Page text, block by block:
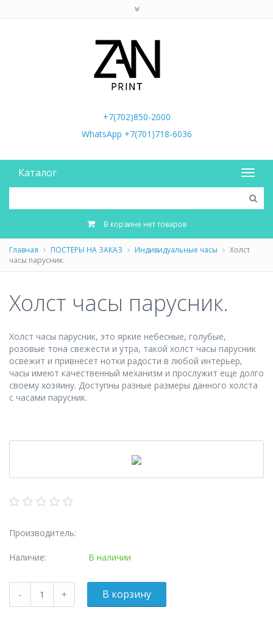
+7(702)850-2000
WhatsApp +7(701)718-6036
Каталог
В корзине нет товаров
Главная ПОСТЕРЫ НА ЗАКАЗ Индивидуальные часы
Холст
часы парусник.
Холст часы парусник.
Холст часы парусник, это яркие небесные, голубые,
розовые тона свежести и утра, такой холст часы парусник
освежит и привнесет нотки радости в любой интерьер,
часы имеют качественный механизм и прослужит еще долго
своему хозяину. Доступны разные размеры данного холста
с часами парусник.
Производитель:
Наличие: В наличии